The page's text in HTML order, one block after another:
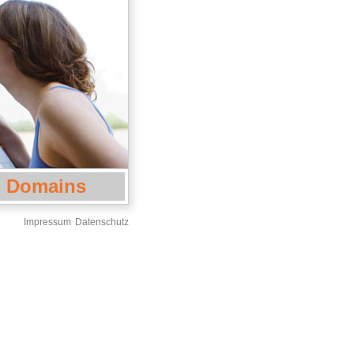
Domains
Impressum Datenschutz